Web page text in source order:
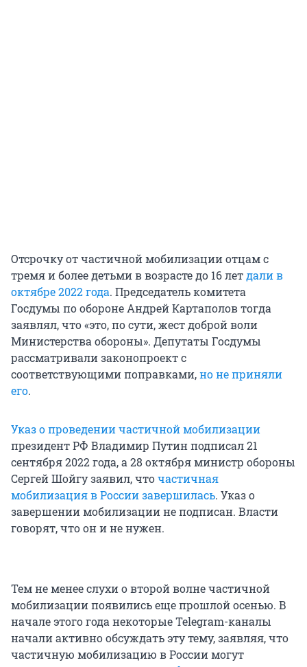
Отсрочку от частичной мобилизации отцам с
тремя и более детьми в возрасте до 16 летдали в
октябре 2022 года. Председатель комитета
Госдумы по обороне Андрей Картаполов тогда
заявлял, что «это, по сути, жест доброй воли
Министерства обороны». Депутаты Госдумы
рассматривали законопроект с
соответствующими поправками,но не приняли
его.
Указ о проведении частичной мобилизации
президент РФ Владимир Путин подписал 21
сентября 2022 года, а 28 октября министр обороны
Сергей Шойгу заявил, чточастичная
мобилизация в России завершилась. Указ о
завершении мобилизации не подписан. Власти
говорят, что он и не нужен.
Тем не менее слухи о второй волне частичной
мобилизации появились еще прошлой осенью. В
начале этого года некоторые Telegram-каналы
начали активно обсуждать эту тему, заявляя, что
частичную мобилизацию в России могут